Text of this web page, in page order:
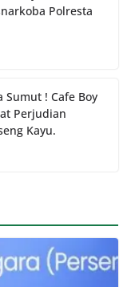
Polresta
Sumut ! Cafe Boy
Perjudian
Kayu.